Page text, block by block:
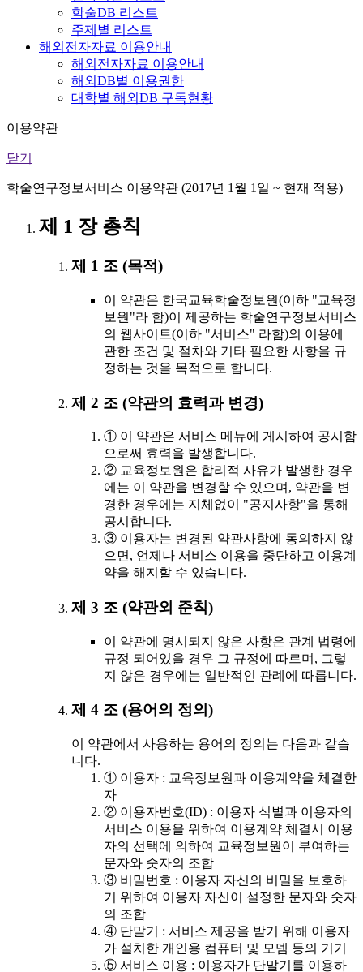
학술DB 리스트
주제별 리스트
해외전자자료 이용안내
해외전자자료 이용안내
해외DB별 이용권한
대학별 해외DB 구독현황
이용약관
닫기
학술연구정보서비스 이용약관 (2017년 1월 1일 ~ 현재 적용)
제 1 장 총칙
제 1 조 (목적)
이 약관은 한국교육학술정보원(이하 "교육정
보원"라 함)이 제공하는 학술연구정보서비스
의 웹사이트(이하 "서비스" 라함)의 이용에
관한 조건 및 절차와 기타 필요한 사항을 규
정하는 것을 목적으로 합니다.
제 2 조 (약관의 효력과 변경)
① 이 약관은 서비스 메뉴에 게시하여 공시함
으로써 효력을 발생합니다.
② 교육정보원은 합리적 사유가 발생한 경우
에는 이 약관을 변경할 수 있으며, 약관을 변
경한 경우에는 지체없이 "공지사항"을 통해
공시합니다.
③ 이용자는 변경된 약관사항에 동의하지 않
으면, 언제나 서비스 이용을 중단하고 이용계
약을 해지할 수 있습니다.
제 3 조 (약관외 준칙)
이 약관에 명시되지 않은 사항은 관계 법령에
규정 되어있을 경우 그 규정에 따르며, 그렇
지 않은 경우에는 일반적인 관례에 따릅니다.
제 4 조 (용어의 정의)
이 약관에서 사용하는 용어의 정의는 다음과 같습
니다.
① 이용자 : 교육정보원과 이용계약을 체결한
자
② 이용자번호(ID) : 이용자 식별과 이용자의
서비스 이용을 위하여 이용계약 체결시 이용
자의 선택에 의하여 교육정보원이 부여하는
문자와 숫자의 조합
③ 비밀번호 : 이용자 자신의 비밀을 보호하
기 위하여 이용자 자신이 설정한 문자와 숫자
의 조합
④ 단말기 : 서비스 제공을 받기 위해 이용자
가 설치한 개인용 컴퓨터 및 모뎀 등의 기기
⑤ 서비스 이용 : 이용자가 단말기를 이용하